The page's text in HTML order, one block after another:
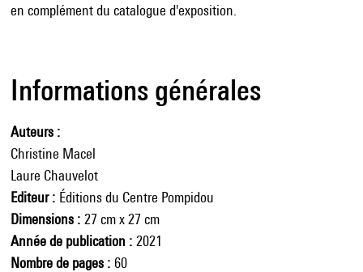
en complément du catalogue d'exposition.
Informations générales
Auteurs
Christine Macel
Laure Chauvelot
Editeur
Éditions du Centre Pompidou
Dimensions
27 cm x 27 cm
Année de publication
2021
Nombre de pages
60